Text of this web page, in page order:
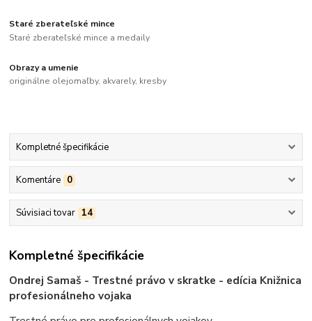
Staré zberateľské mince
Staré zberateľské mince a medaily
Obrazy a umenie
originálne olejomaľby, akvarely, kresby
Kompletné špecifikácie
Komentáre 0
Súvisiaci tovar 14
Kompletné špecifikácie
Ondrej Samaš - Trestné právo v skratke - edícia Knižnica
profesionálneho vojaka